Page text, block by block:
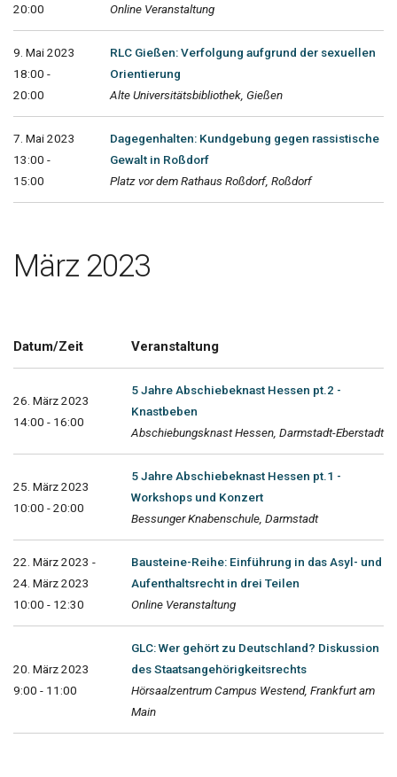
20:00
Online Veranstaltung
9. Mai 2023
18:00 -
20:00
RLC Gießen: Verfolgung aufgrund der sexuellen
Orientierung
Alte Universitätsbibliothek, Gießen
7. Mai 2023
13:00 -
15:00
Dagegenhalten: Kundgebung gegen rassistische
Gewalt in Roßdorf
Platz vor dem Rathaus Roßdorf, Roßdorf
März 2023
Datum/Zeit Veranstaltung
26. März 2023
14:00 - 16:00
5 Jahre Abschiebeknast Hessen pt.2 -
Knastbeben
Abschiebungsknast Hessen, Darmstadt-Eberstadt
25. März 2023
10:00 - 20:00
5 Jahre Abschiebeknast Hessen pt.1 -
Workshops und Konzert
Bessunger Knabenschule, Darmstadt
22. März 2023 -
24. März 2023
10:00 - 12:30
Bausteine-Reihe: Einführung in das Asyl- und
Aufenthaltsrecht in drei Teilen
Online Veranstaltung
20. März 2023
9:00 - 11:00
GLC: Wer gehört zu Deutschland? Diskussion
des Staatsangehörigkeitsrechts
Hörsaalzentrum Campus Westend, Frankfurt am
Main